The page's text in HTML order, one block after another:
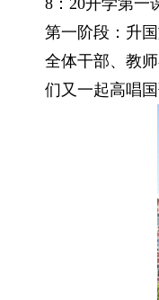
8：20开学第一
第一阶段：升
全体干部、教
们又一起高唱